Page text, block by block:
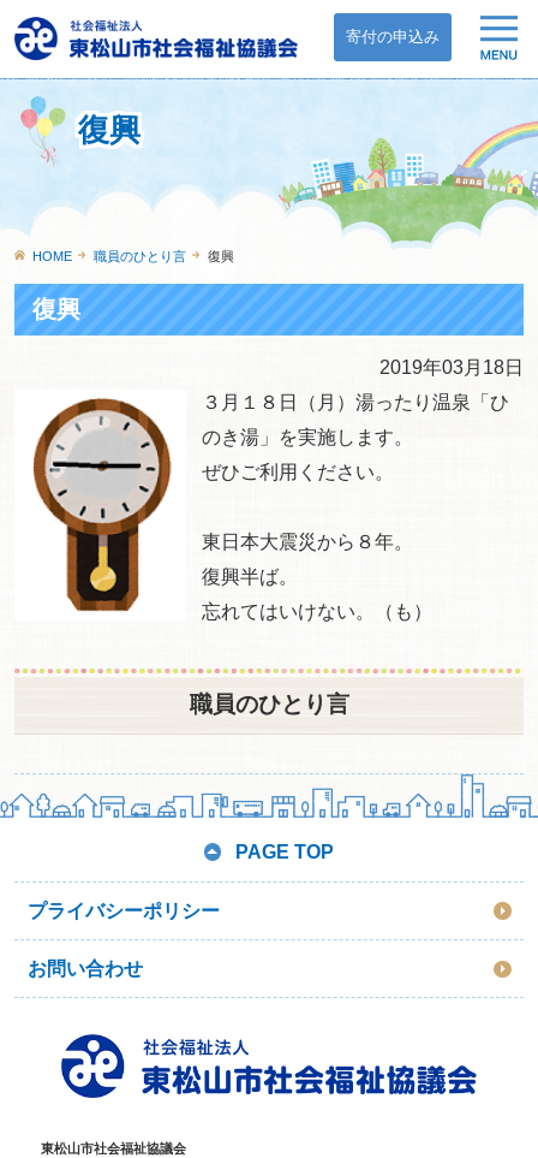
寄付の申込み
復興
HOME 職員のひとり言 復興
復興
2019年03月18日
３月１８日（月）湯ったり温泉「ひ
のき湯」を実施します。
ぜひご利用ください。
東日本大震災から８年。
復興半ば。
忘れてはいけない。（も）
職員のひとり言
PAGE TOP
プライバシーポリシー
お問い合わせ
東松山市社会福祉協議会